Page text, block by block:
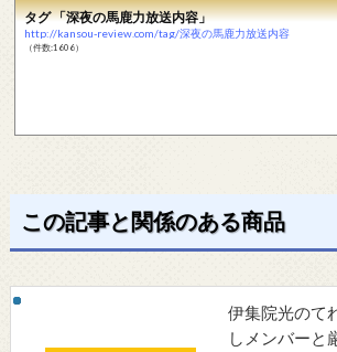
タグ 「深夜の馬鹿力放送内容」
http://kansou-review.com/tag/深夜の馬鹿力放送内容
（件数:1606）
この記事と関係のある商品
伊集院光のて
しメンバーと